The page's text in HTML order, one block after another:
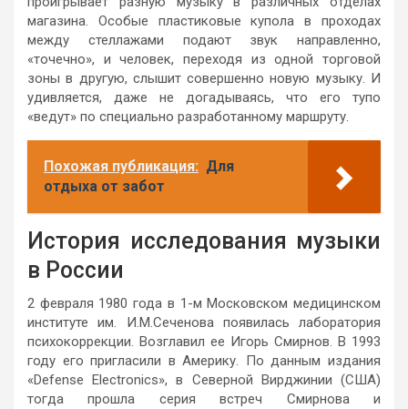
магазина. Особые пластиковые купола в проходах
между стеллажами подают звук направленно,
«точечно», и человек, переходя из одной торговой
зоны в другую, слышит совершенно новую музыку. И
удивляется, даже не догадываясь, что его тупо
«ведут» по специально разработанному маршруту.
Похожая публикация: Для
отдыха от забот
История исследования музыки
в России
2 февраля 1980 года в 1-м Московском медицинском
институте им. И.М.Сеченова появилась лаборатория
психокоррекции. Возглавил ее Игорь Смирнов. В 1993
году его пригласили в Америку. По данным издания
«Defense Electronics», в Северной Вирджинии (США)
тогда прошла серия встреч Смирнова и